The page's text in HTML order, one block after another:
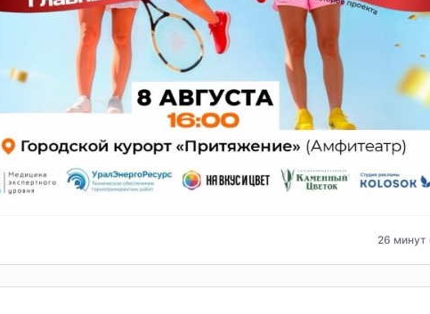
26 минут